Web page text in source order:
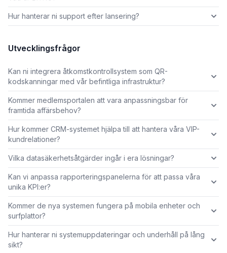
Hur hanterar ni support efter lansering?
Utvecklingsfrågor
Kan ni integrera åtkomstkontrollsystem som QR-
kodskanningar med vår befintliga infrastruktur?
Kommer medlemsportalen att vara anpassningsbar för
framtida affärsbehov?
Hur kommer CRM-systemet hjälpa till att hantera våra VIP-
kundrelationer?
Vilka datasäkerhetsåtgärder ingår i era lösningar?
Kan vi anpassa rapporteringspanelerna för att passa våra
unika KPI:er?
Kommer de nya systemen fungera på mobila enheter och
surfplattor?
Hur hanterar ni systemuppdateringar och underhåll på lång
sikt?